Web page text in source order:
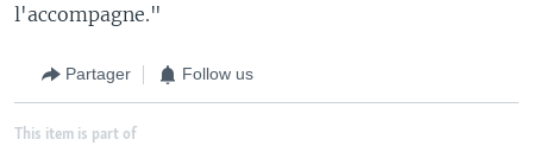
l'accompagne."
Partager Follow us
This item is part of